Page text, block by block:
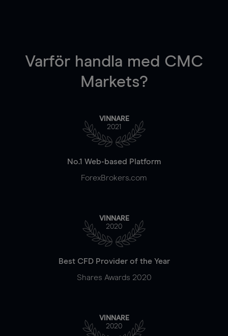
Varför handla med CMC
Markets?
VINNARE
2021
No.1 Web-based Platform
ForexBrokers.com
VINNARE
2020
Best CFD Provider of the Year
Shares Awards 2020
VINNARE
2020